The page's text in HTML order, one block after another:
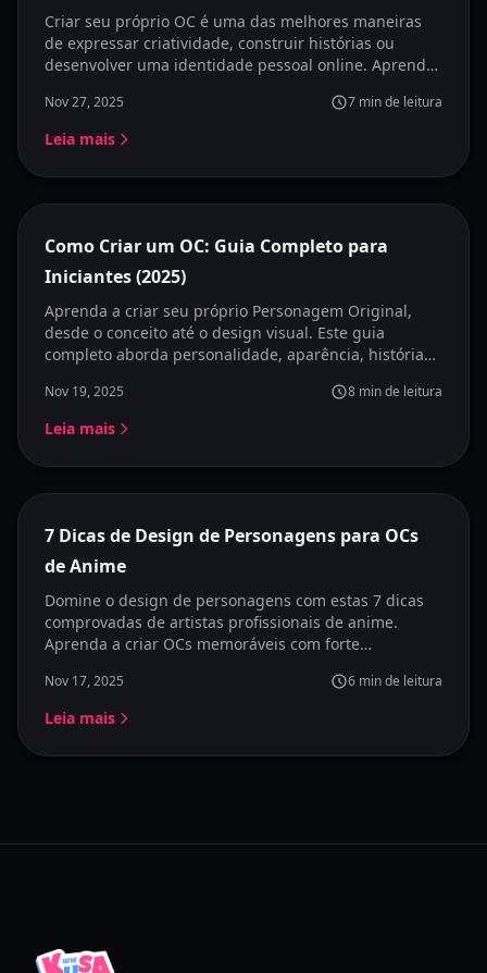
Criar seu próprio OC é uma das melhores maneiras
de expressar criatividade, construir histórias ou
desenvolver uma identidade pessoal online. Aprenda
OC Maker sem precisar de qualquer formação
artística.
Nov 27, 2025 7 min de leitura
Leia mais
Como Criar um OC: Guia Completo para
Iniciantes (2025)
Aprenda a criar seu próprio Personagem Original,
desde o conceito até o design visual. Este guia
completo aborda personalidade, aparência, história
de IA.
Nov 19, 2025 8 min de leitura
Leia mais
7 Dicas de Design de Personagens para OCs
de Anime
Domine o design de personagens com estas 7 dicas
comprovadas de artistas profissionais de anime.
Aprenda a criar OCs memoráveis com forte
Nov 17, 2025 6 min de leitura
Leia mais